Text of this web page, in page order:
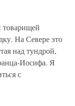
На Севере это
над тундрой,
Иосифа. Я
с